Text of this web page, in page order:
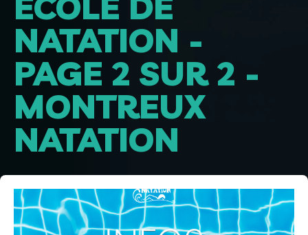
NATATION -
PAGE 2 SUR 2 -
MONTREUX
NATATION